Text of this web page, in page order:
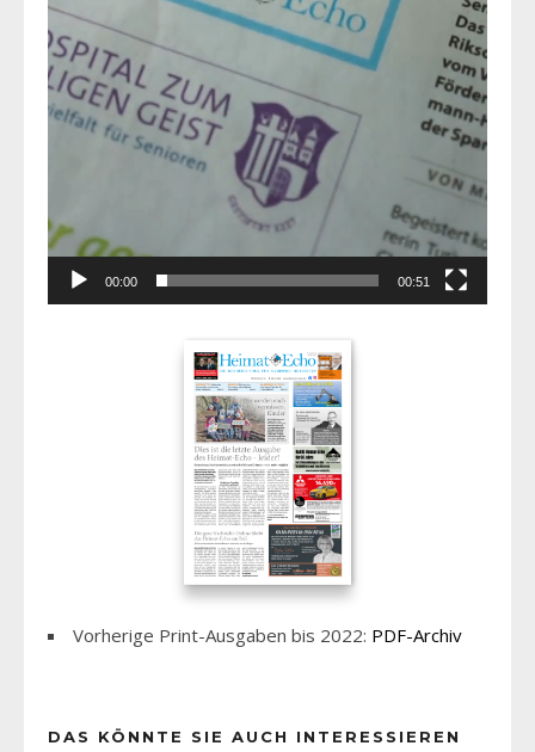
00:00 00:51
Vorherige Print-Ausgaben bis 2022: PDF-Archiv
DAS KÖNNTE SIE AUCH INTERESSIEREN